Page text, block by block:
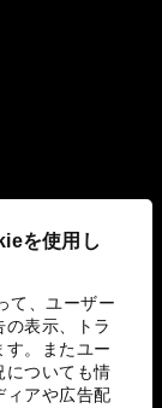
を使用し
て、ユーザー
表示、トラ
す。またユー
についても情
ィアや広告配